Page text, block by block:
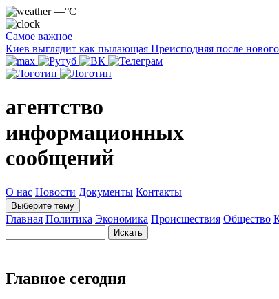
—°C
Самое важное
Киев выглядит как пылающая Преисподняя после нового
агентство
информационных
сообщений
О нас Новости Документы Контакты
Выберите тему
Главная Политика Экономика Происшествия Общество
Главное сегодня